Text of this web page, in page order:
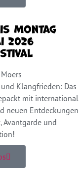
Montag
2026
Klangfrieden: Das
mit international
neuen Entdeckungen
Avantgarde und